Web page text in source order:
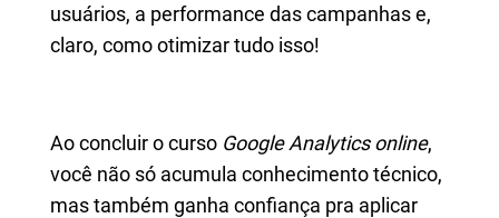
usuários, a performance das campanhas e,
claro, como otimizar tudo isso!
Ao concluir o curso Google Analytics online,
você não só acumula conhecimento técnico,
mas também ganha confiança pra aplicar